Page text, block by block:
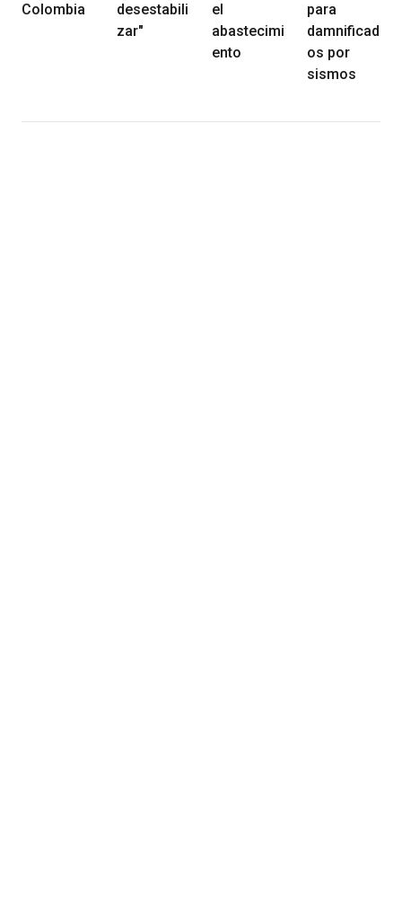
Colombia
desestabili
zar"
el
abastecimi
ento
para
damnificad
os por
sismos